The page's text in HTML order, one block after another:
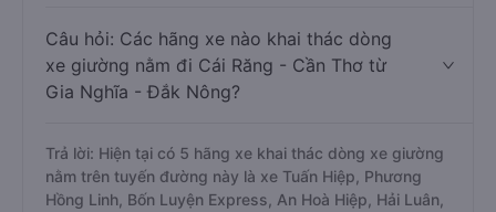
Câu hỏi: Các hãng xe nào khai thác dòng
xe giường nằm đi Cái Răng - Cần Thơ từ
Gia Nghĩa - Đắk Nông?
Trả lời: Hiện tại có 5 hãng xe khai thác dòng xe giường
nằm trên tuyến đường này là xe Tuấn Hiệp, Phương
Hồng Linh, Bốn Luyện Express, An Hoà Hiệp, Hải Luân,